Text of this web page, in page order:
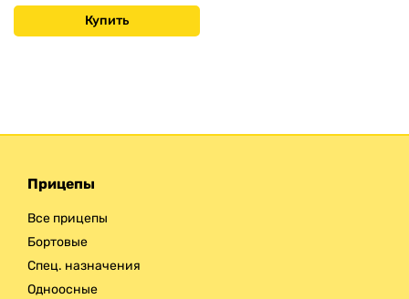
Купить
Прицепы
Все прицепы
Бортовые
Спец. назначения
Одноосные